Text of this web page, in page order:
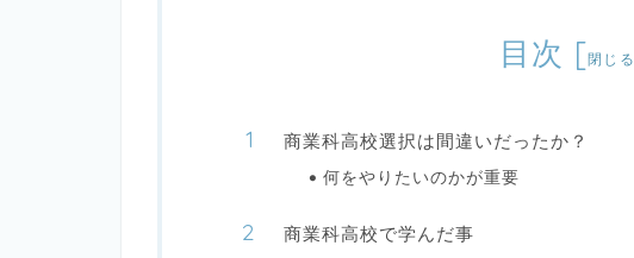
目次 [閉じる
商業科高校選択は間違いだったか？
何をやりたいのかが重要
商業科高校で学んだ事